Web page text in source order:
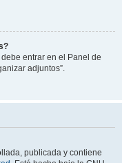
entrar en el Panel de
adjuntos”.
publicada y contiene